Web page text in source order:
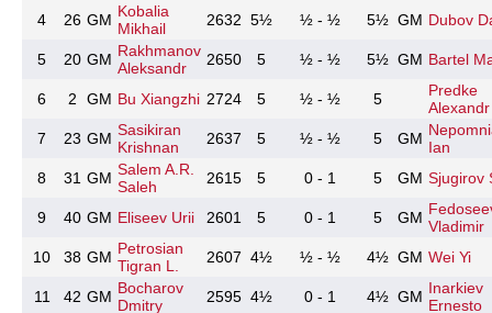
4
26 GM Kobalia
Mikhail
2632 5½ ½ - ½ 5½ GM Dubov
5 20 GM Rakhmanov
Aleksandr
2650 5 ½ - ½ 5½ GM Bartel
6 2 GM Bu Xiangzhi 2724 5 ½ - ½ 5
Predke
Alexandr
7
23 GM Sasikiran
Krishnan
2637 5 ½ - ½ 5 GM Ian
8
31 GM Salem A.R.
Saleh
2615 5 0 - 1 5 GM Sjugirov
9 40 GM Eliseev Urii 2601 5 0 - 1 5 GM Vladimir
10
38 GM Petrosian
Tigran L.
2607 4½ ½ - ½ 4½ GM Wei Yi
11 42 GM Bocharov
Dmitry
2595 4½ 0 - 1 4½ GM Inarkiev
Ernesto